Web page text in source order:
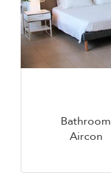
Bathroom
Aircon